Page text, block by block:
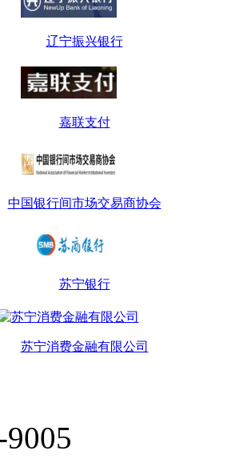
辽宁振兴银行
嘉联支付
中国银行间市场交易商协会
苏宁银行
苏宁消费金融有限公司